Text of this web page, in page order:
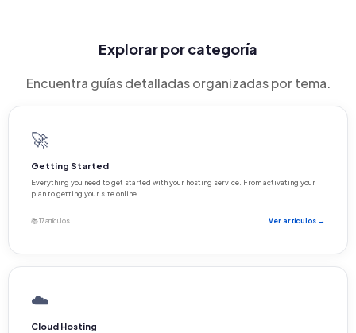
Explorar por categoría
Encuentra guías detalladas organizadas por tema.
🚀
Getting Started
Everything you need to get started with your hosting service. From activating your
plan to getting your site online.
📚 17 artículos Ver artículos →
☁️
Cloud Hosting